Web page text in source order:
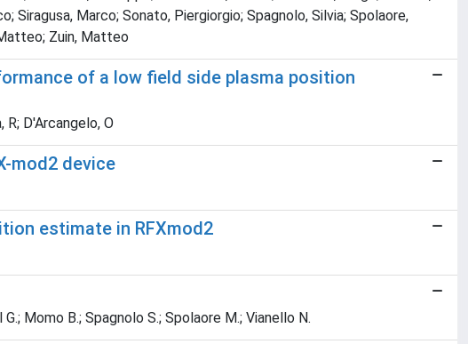
Siragusa, Marco; Sonato, Piergiorgio; Spagnolo, Silvia; Spolaore,
Zuin, Matteo
of a low field side plasma position
R; D'Arcangelo, O
mod2 device
estimate in RFXmod2
Momo B.; Spagnolo S.; Spolaore M.; Vianello N.